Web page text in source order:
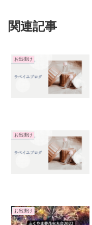
関連記事
お出掛け
お出掛け
お出掛け